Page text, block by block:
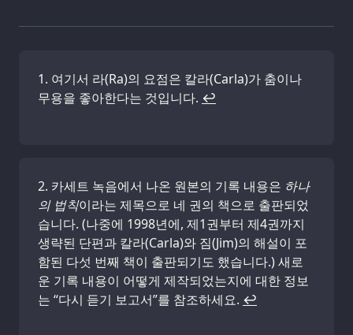
여기서 라(Ra)의 요점은 칼라(Carla)가 춤이나
무용을 좋아한다는 것입니다. ↩
카세트 녹음에서 나온 원본의 기록 내용은 하나
의 법칙이라는 제목으로 네 권의 책으로 출판되었
습니다. (나중에 1998년에, 제1권부터 제4권까지
생략된 단편과 칼라(Carla)와 짐(Jim)의 해설이 포
함된 다섯 번째 책이 출판되기도 했습니다.) 새로
운 기록 내용이 어떻게 제작되었는지에 대한 정보
는 “다시 듣기 보고서”를 참조하세요. ↩